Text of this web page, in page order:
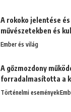
A rokoko jelentése
művészetekben és
Ember és világ
A gőzmozdony
forradalmasította a
Történelmi események